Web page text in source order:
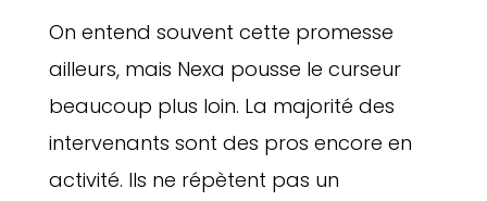
On entend souvent cette promesse
ailleurs, mais Nexa pousse le curseur
beaucoup plus loin. La majorité des
intervenants sont des pros encore en
activité. Ils ne répètent pas un